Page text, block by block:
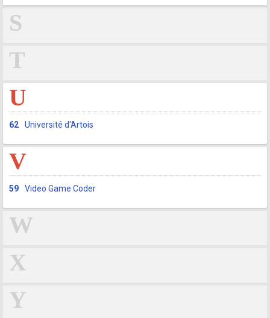
S
T
U
62 Université d'Artois
V
59 Video Game Coder
W
X
Y